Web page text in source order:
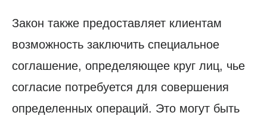
Закон также предоставляет клиентам
возможность заключить специальное
соглашение, определяющее круг лиц, чье
согласие потребуется для совершения
определенных операций. Это могут быть